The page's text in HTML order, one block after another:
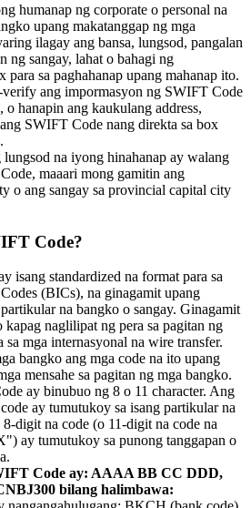
humanap ng corporate o personal na
upang makatanggap ng mga
ilagay ang bansa, lungsod, pangalan
ng sangay, lahat o bahagi ng
para sa paghahanap upang mahanap ito.
ang impormasyon ng SWIFT Code
o hanapin ang kaukulang address,
SWIFT Code nang direkta sa box
na iyong hinahanap ay walang
maaari mong gamitin ang
o ang sangay sa provincial capital city
Code?
isang standardized na format para sa
(BICs), na ginagamit upang
na bangko o sangay. Ginagamit
kapag naglilipat ng pera sa pagitan ng
sa mga internasyonal na wire transfer.
bangko ang mga code na ito upang
mensahe sa pagitan ng mga bangko.
ay binubuo ng 8 o 11 character. Ang
ay tumutukoy sa isang partikular na
8-digit na code (o 11-digit na code na
ay tumutukoy sa punong tanggapan o
Code ay: AAAA BB CC DDD,
bilang halimbawa: